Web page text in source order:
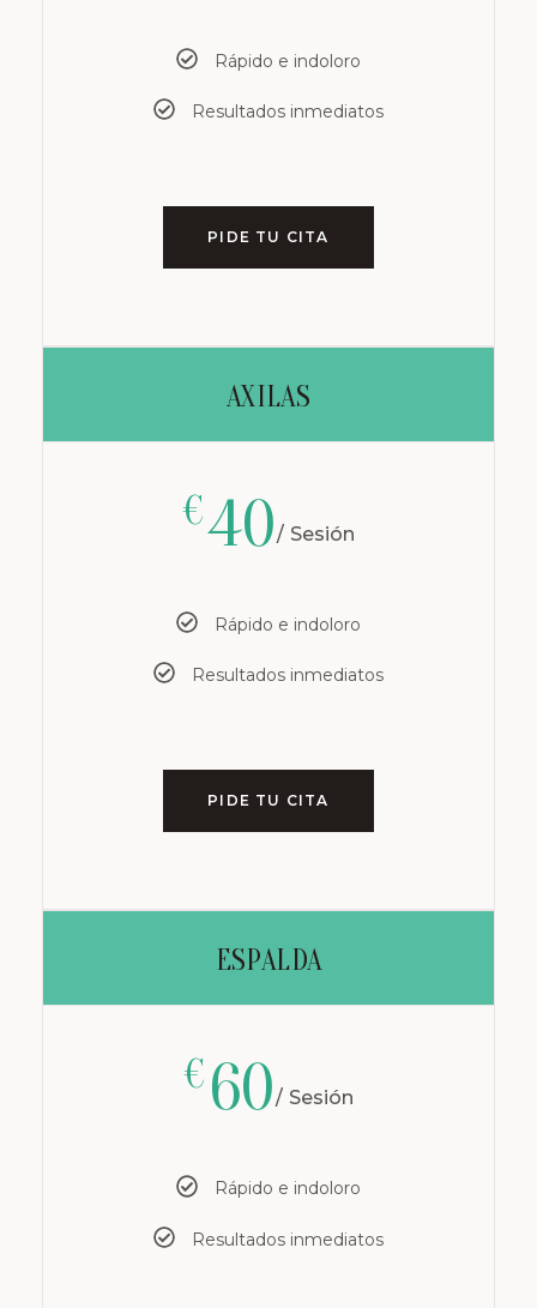
Rápido e indoloro
Resultados inmediatos
PIDE TU CITA
AXILAS
€40 Sesión
Rápido e indoloro
Resultados inmediatos
PIDE TU CITA
ESPALDA
€60 Sesión
Rápido e indoloro
Resultados inmediatos